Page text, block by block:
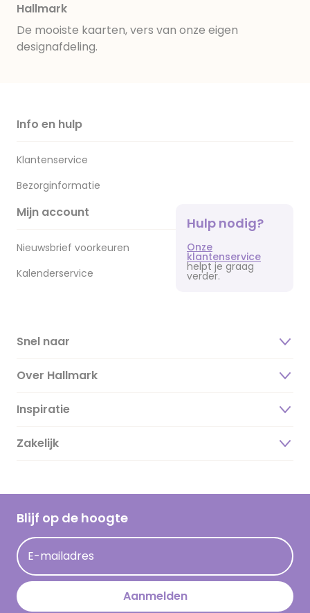
Hallmark
De mooiste kaarten, vers van onze eigen
designafdeling.
Info en hulp
Klantenservice
Bezorginformatie
Mijn account
Nieuwsbrief voorkeuren
Kalenderservice
Hulp nodig?
Onze
klantenservice
helpt je graag
verder.
Snel naar
Over Hallmark
Over ons
Duurzaamheid
Hallmark Kaartclub
Acties
Persberichten
Hallmark en Kinderpostzegels
Inspiratie
Magazine
Cadeau inspiratie
Kaartinspiratie
Zakelijk
Blijf op de hoogte
E-mailadres
Aanmelden